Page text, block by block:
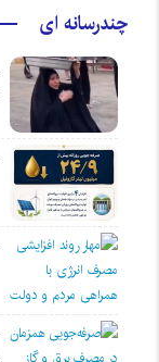
چندرسانه ای